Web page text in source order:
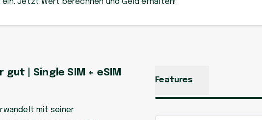
Jetzt Wert berechnen und Geld erhalten!
gut | Single SIM + eSIM
mit seiner
Features